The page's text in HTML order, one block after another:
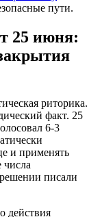
пути.
25 июня:
риторика.
факт. 25
6-3
и применять
числа
писали
действия